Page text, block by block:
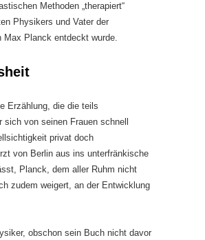
Methoden „therapiert“
Physikers und Vater der
Max Planck entdeckt wurde.
Erzählung, die die teils
von seinen Frauen schnell
privat doch
von Berlin aus ins unterfränkische
Planck, dem aller Ruhm nicht
zudem weigert, an der Entwicklung
obschon sein Buch nicht davor